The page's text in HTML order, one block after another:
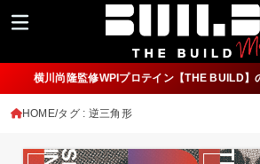
横川尚隆監修WPIプロテイン【THE BUILD】
HOME タグ : 逆三角形